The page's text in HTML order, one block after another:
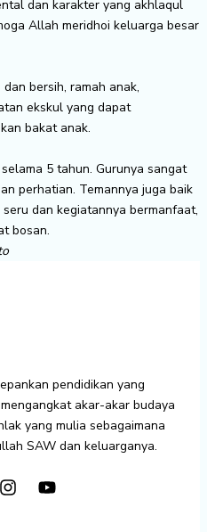
dan karakter yang akhlaqul
Allah meridhoi keluarga besar
bersih, ramah anak,
ekskul yang dapat
bakat anak.
5 tahun. Gurunya sangat
perhatian. Temannya juga baik
dan kegiatannya bermanfaat,
bosan.
pendidikan yang
akar-akar budaya
yang mulia sebagaimana
SAW dan keluarganya.